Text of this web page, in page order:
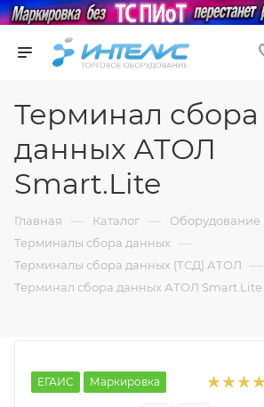
Терминал сбора
данных АТОЛ
Smart.Lite
Главная — Каталог — Оборудование
Терминалы сбора данных —
Терминалы сбора данных (ТСД) АТОЛ —
Терминал сбора данных АТОЛ Smart.Lite
ЕГАИС Маркировка